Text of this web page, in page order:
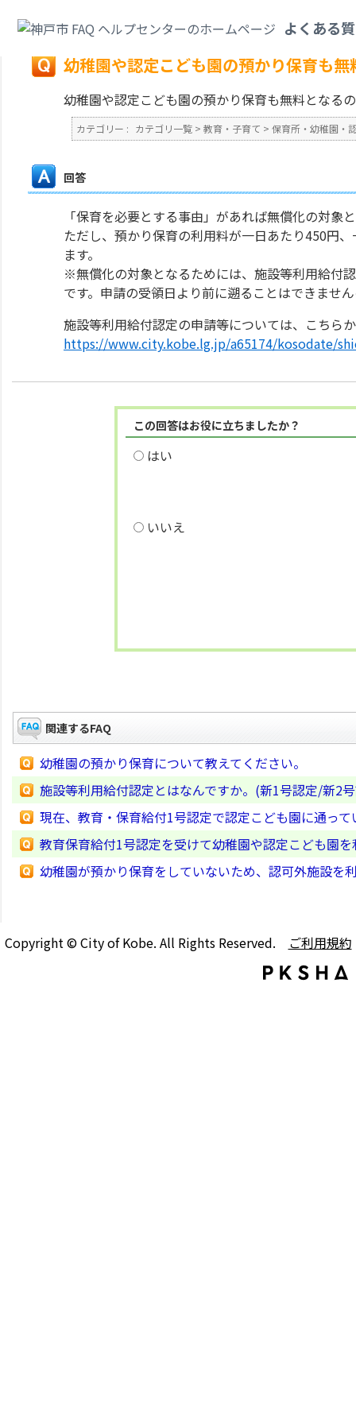
よくある
戻る
幼稚園や認定こども園の預かり保育も
幼稚園や認定こども園の預かり保育も無料となる
カテゴリー : カテゴリ一覧 > 教育・子育て > 保育所・幼稚園・
回答
「保育を必要とする事由」があれば無償化の対象
ただし、預かり保育の利用料が一日あたり450円
ます。
※無償化の対象となるためには、施設等利用給付
です。申請の受領日より前に遡ることはできませ
施設等利用給付認定の申請等については、こちら
https://www.city.kobe.lg.jp/a65174/kosodate/
この回答はお役に立ちましたか？
はい
いいえ
関連するFAQ
幼稚園の預かり保育について教えてください。
施設等利用給付認定とはなんですか。(新1号認定/新2
現在、教育・保育給付1号認定で認定こども園に通っ
教育保育給付1号認定を受けて幼稚園や認定こども園
幼稚園が預かり保育をしていないため、認可外施設を
Copyright © City of Kobe. All Rights Reserved. ご利用規約